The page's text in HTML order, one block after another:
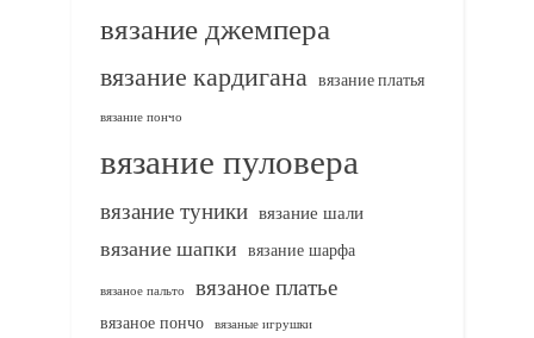
вязание джемпера
вязание кардигана вязание платья
вязание пончо
вязание пуловера
вязание туники вязание шали
вязание шапки вязание шарфа
вязаное пальто вязаное платье
вязаное пончо вязаные игрушки